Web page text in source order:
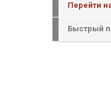
Перейти
Быстрый